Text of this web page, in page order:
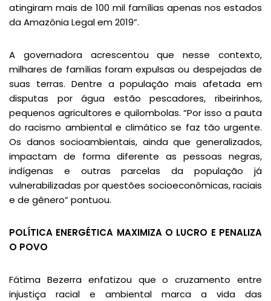
atingiram mais de 100 mil famílias apenas nos estados
da Amazônia Legal em 2019”.
A governadora acrescentou que nesse contexto,
milhares de famílias foram expulsas ou despejadas de
suas terras. Dentre a população mais afetada em
disputas por água estão pescadores, ribeirinhos,
pequenos agricultores e quilombolas. “Por isso a pauta
do racismo ambiental e climático se faz tão urgente.
Os danos socioambientais, ainda que generalizados,
impactam de forma diferente as pessoas negras,
indígenas e outras parcelas da população já
vulnerabilizadas por questões socioeconômicas, raciais
e de gênero” pontuou.
POLÍTICA ENERGÉTICA MAXIMIZA O LUCRO E PENALIZA
O POVO
Fátima Bezerra enfatizou que o cruzamento entre
injustiça racial e ambiental marca a vida das